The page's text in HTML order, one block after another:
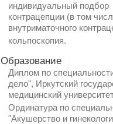
индивидуальный подбор
контрацепции (в том
внутриматочного
кольпоскопия.
Образование
Диплом по
дело", Иркутский
медицинский
Ординатура по
"Акушерство и